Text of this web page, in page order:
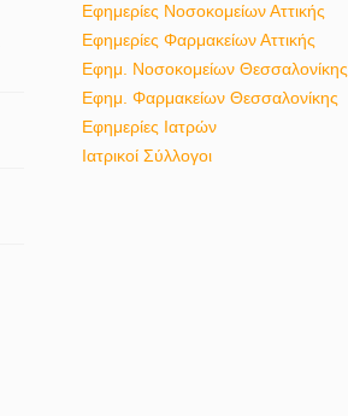
Εφημερίες Νοσοκομείων Αττικής
Εφημερίες Φαρμακείων Αττικής
Εφημ. Νοσοκομείων Θεσσαλονίκης
Εφημ. Φαρμακείων Θεσσαλονίκης
Εφημερίες Ιατρών
Ιατρικοί Σύλλογοι